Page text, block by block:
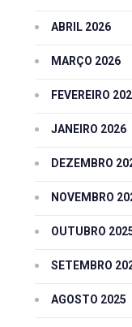
ABRIL 2026
MARÇO 2026
FEVEREIRO
JANEIRO 2026
DEZEMBRO
NOVEMBRO
OUTUBRO
SETEMBRO
AGOSTO 2025